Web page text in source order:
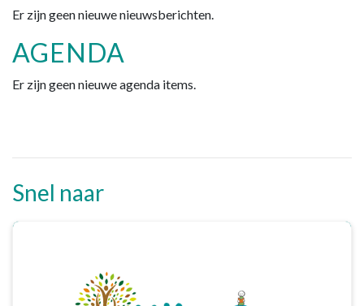
Er zijn geen nieuwe nieuwsberichten.
AGENDA
Er zijn geen nieuwe agenda items.
Snel naar